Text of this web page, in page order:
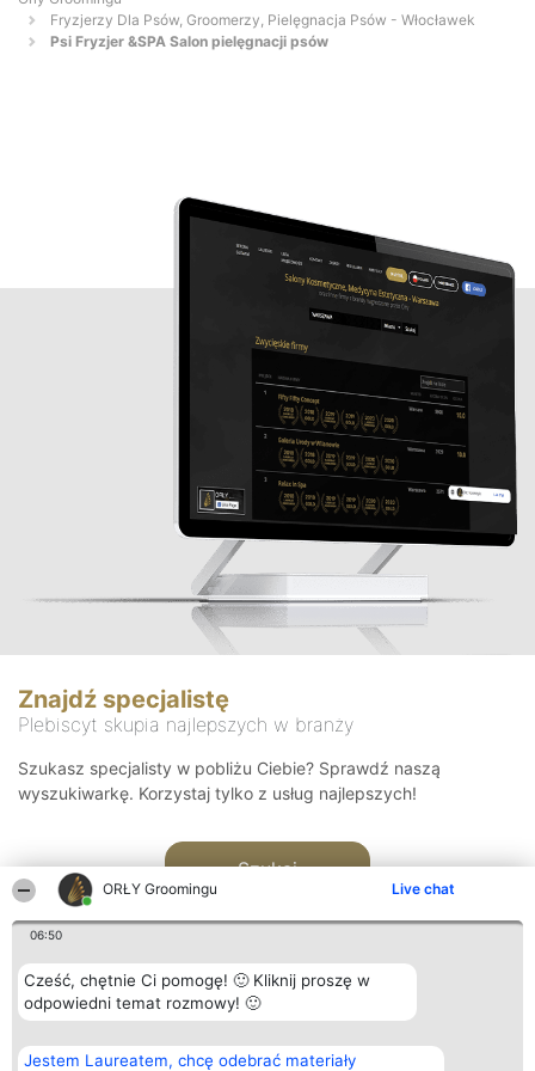
ORŁY Groomingu Live chat
06:50
Cześć, chętnie Ci pomogę! 🙂 Kliknij proszę w
odpowiedni temat rozmowy! 🙂
Jestem Laureatem, chcę odebrać materiały
Fryzjerzy Dla Psów, Groomerzy, Pielęgnacja Psów - Włocławek
Psi Fryzjer &SPA Salon pielęgnacji psów
Znajdź specjalistę
Plebiscyt skupia najlepszych w branży
Szukasz specjalisty w pobliżu Ciebie? Sprawdź naszą
wyszukiwarkę. Korzystaj tylko z usług najlepszych!
Szukaj
Organizator plebiscytu
Bright Side Solutions sp. z o.
Plebiscyt
Laureaci
Kontakt
Kontakt